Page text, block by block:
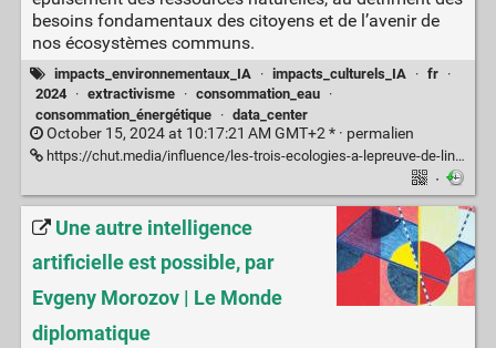
besoins fondamentaux des citoyens et de l’avenir de
nos écosystèmes communs.
impacts_environnementaux_IA · impacts_culturels_IA · fr ·
2024
· extractivisme · consommation_eau ·
consommation_énergétique
· data_center
October 15, 2024 at 10:17:21 AM GMT+2 * · permalien
https://chut.media/influence/les-trois-ecologies-a-lepreuve-de-lintelligence-artificielle/
·
Une autre intelligence
artificielle est possible, par
Evgeny Morozov | Le Monde
diplomatique